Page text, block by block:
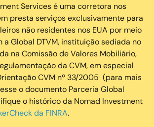
Services é uma corretora nos
presta serviços exclusivamente para
não residentes nos EUA por meio
a Global DTVM, instituição sediada no
na Comissão de Valores Mobiliário,
da CVM, em especial
CVM nº 33/2005 (para mais
o documento Parceria Global
o histórico da Nomad Investment
da FINRA.